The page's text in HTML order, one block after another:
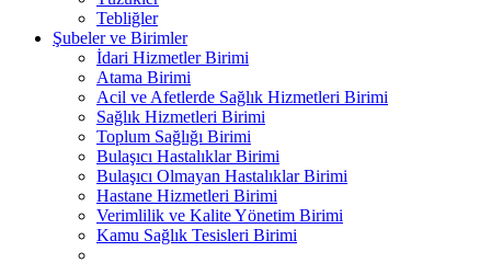
Tebliğler
Şubeler ve Birimler
İdari Hizmetler Birimi
Atama Birimi
Acil ve Afetlerde Sağlık Hizmetleri Birimi
Sağlık Hizmetleri Birimi
Toplum Sağlığı Birimi
Bulaşıcı Hastalıklar Birimi
Bulaşıcı Olmayan Hastalıklar Birimi
Hastane Hizmetleri Birimi
Verimlilik ve Kalite Yönetim Birimi
Kamu Sağlık Tesisleri Birimi